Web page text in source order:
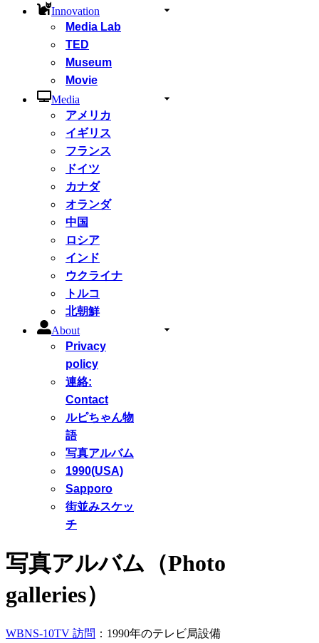
Innovation
Media Lab
TED
Museum
Movie
Media
アメリカ
イギリス
フランス
ドイツ
カナダ
オランダ
中国
ロシア
インド
ウクライナ
トルコ
北朝鮮
About
Privacy
policy
連絡:
Contact
ルピちゃん物
語
写真アルバム
1990(USA)
Sapporo
街並みスケッ
チ
写真アルバム（Photo
galleries）
WBNS-10TV 訪問 ：1990年のテレビ局設備